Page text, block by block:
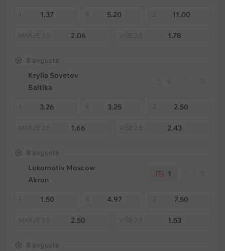
1 1.37 5.20 2 11.00
MANJE 2.5 2.06 VIŠE 2.5 1.78
8 avgusta
Krylia Sovetov
Baltika
1 3.26 3.25 2 2.50
MANJE 2.5 1.66 VIŠE 2.5 2.43
8 avgusta
Lokomotiv Moscow
Akron
1
1 1.50 4.97 2 7.50
MANJE 2.5 2.50 VIŠE 2.5 1.53
8 avgusta